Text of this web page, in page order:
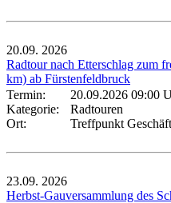
20.09. 2026
Radtour nach Etterschlag zum
km) ab Fürstenfeldbruck
Termin:
20.09.2026 09:00
Kategorie:
Radtouren
Ort:
Treffpunkt
23.09. 2026
Herbst-Gauversammlung des